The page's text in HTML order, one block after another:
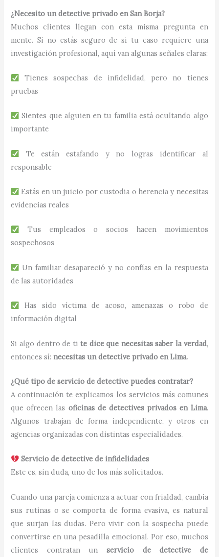
¿Necesito un detective privado en San Borja?
Muchos clientes llegan con esta misma pregunta en
mente. Si no estás seguro de si tu caso requiere una
investigación profesional, aquí van algunas señales claras:
Tienes sospechas de infidelidad, pero no tienes
pruebas
Sientes que alguien en tu familia está ocultando algo
importante
Te están estafando y no logras identificar al
responsable
Estás en un juicio por custodia o herencia y necesitas
evidencias reales
Tus empleados o socios hacen movimientos
sospechosos
Un familiar desapareció y no confías en la respuesta
de las autoridades
Has sido víctima de acoso, amenazas o robo de
información digital
Si algo dentro de tite dice que necesitas saber la verdad,
entonces sí: necesitas un detective privado en Lima.
¿Qué tipo de servicio de detective puedes contratar?
A continuación te explicamos los servicios más comunes
que ofrecen las oficinas de detectives privados en Lima.
Algunos trabajan de forma independiente, y otros en
agencias organizadas con distintas especialidades.
Servicio de detective de infidelidades
Este es, sin duda, uno de los más solicitados.
Cuando una pareja comienza a actuar con frialdad, cambia
sus rutinas o se comporta de forma evasiva, es natural
que surjan las dudas. Pero vivir con la sospecha puede
convertirse en una pesadilla emocional. Por eso, muchos
clientes contratan un servicio de detective de